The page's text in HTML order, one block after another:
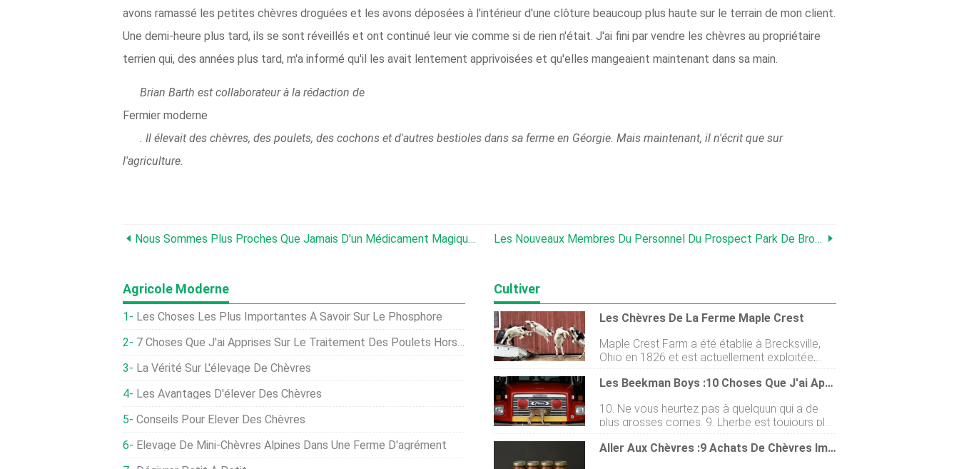
avons ramassé les petites chèvres droguées et les avons déposées à l'intérieur d'une clôture beaucoup plus haute sur le terrain de mon client.
Une demi-heure plus tard, ils se sont réveillés et ont continué leur vie comme si de rien n'était. J'ai fini par vendre les chèvres au propriétaire
terrien qui, des années plus tard, m'a informé qu'il les avait lentement apprivoisées et qu'elles mangeaient maintenant dans sa main.
Brian Barth est collaborateur à la rédaction de
Fermier moderne
. Il élevait des chèvres, des poulets, des cochons et d'autres bestioles dans sa ferme en Géorgie. Mais maintenant, il n'écrit que sur
l'agriculture.
Nous Sommes Plus Proches Que Jamais D'un Médicament Magique Réduisant Le Méthane Pour Les Vaches Les Nouveaux Membres Du Personnel Du Prospect Park De Brooklyn Sont Des Chèvres
Agricole Moderne
Les Choses Les Plus Importantes À Savoir Sur Le Phosphore
7 Choses Que J'ai Apprises Sur Le Traitement Des Poulets Hors Réseau
La Vérité Sur L'élevage De Chèvres
Les Avantages D'élever Des Chèvres
Conseils Pour Élever Des Chèvres
Élevage De Mini-Chèvres Alpines Dans Une Ferme D'agrément
Cultiver
Les Chèvres De La Ferme Maple Crest
Maple Crest Farm a été établie à Brecksville,
Ohio en 1826 et est actuellement exploitée,
occupée et appréciée par la septième
génération de la famille fondatrice. Au fil des
pressions du développement économique
environnant et à une économie en mutation. À
lorigine une ferme laitière et céréalière,
Maplecrest est passée de lagriculture pure à la
Les Beekman Boys :10 Choses Que J'ai Apprises Des Chèvres
10. Ne vous heurtez pas à quelquun qui a de
plus grosses cornes. 9. Lherbe est toujours plus
verte lorsque quelquun dautre la coupe, la
presse et la transporte là où vous êtes déjà
Aller Aux Chèvres :9 Achats De Chèvres Impressionnants